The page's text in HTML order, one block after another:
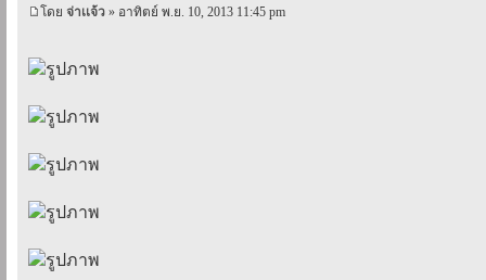
โดย จ่าเเจ้ว » อาทิตย์ พ.ย. 10, 2013 11:45 pm